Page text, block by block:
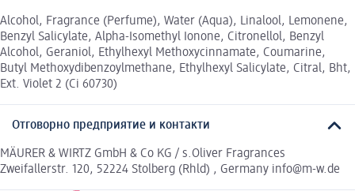
Alcohol, Fragrance (Perfume), Water (Aqua), Linalool, Lemonene,
Benzyl Salicylate, Alpha-Isomethyl Ionone, Citronellol, Benzyl
Alcohol, Geraniol, Ethylhexyl Methoxycinnamate, Coumarine,
Butyl Methoxydibenzoylmethane, Ethylhexyl Salicylate, Citral, Bht,
Ext. Violet 2 (Ci 60730)
Отговорно предприятие и контакти
MÄURER & WIRTZ GmbH & Co KG / s.Oliver Fragrances
Zweifallerstr. 120, 52224 Stolberg (Rhld) , Germany info@m-w.de